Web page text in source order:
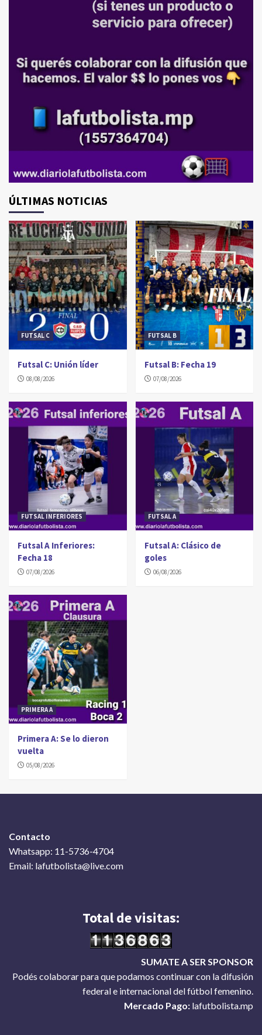
ÚLTIMAS NOTICIAS
FUTSAL C
Futsal C: Unión líder
08/08/2026
FUTSAL B
Futsal B: Fecha 19
07/08/2026
FUTSAL INFERIORES
Futsal A Inferiores:
Fecha 18
07/08/2026
FUTSAL A
Futsal A: Clásico de
goles
06/08/2026
PRIMERA A
Primera A: Se lo dieron
vuelta
05/08/2026
Contacto
Whatsapp: 11-5736-4704
Email: lafutbolista@live.com
Total de visitas:
SUMATE A SER SPONSOR
Podés colaborar para que podamos continuar con la difusión
federal e internacional del fútbol femenino.
Mercado Pago: lafutbolista.mp